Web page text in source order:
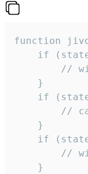
function
if
//
    }
if
//
    }
if
//
    }